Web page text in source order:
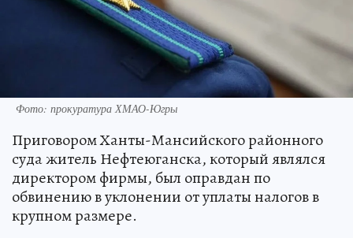
Фото: прокуратура ХМАО-Югры
Приговором Ханты-Мансийского районного
суда житель Нефтеюганска, который являлся
директором фирмы, был оправдан по
обвинению в уклонении от уплаты налогов в
крупном размере.